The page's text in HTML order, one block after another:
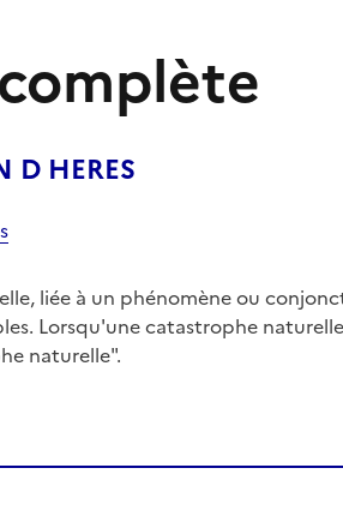
D HERES
liée à un phénomène ou
Lorsqu'une catastrophe
naturelle".